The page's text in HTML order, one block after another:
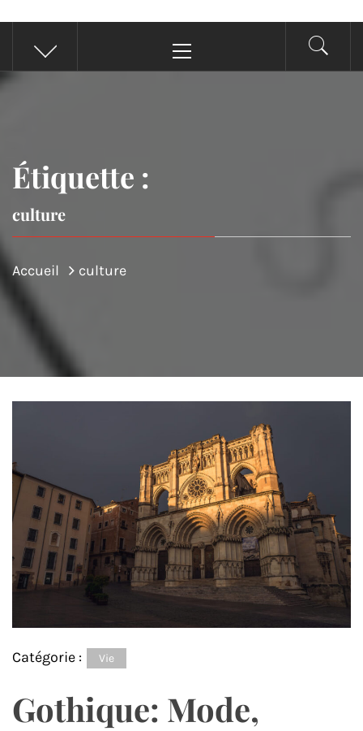
CONSEILS POUR TOUS
Astuces, conseils et actualités
principal
Étiquette :
culture
Accueil culture
Catégorie : Vie
Gothique: Mode,